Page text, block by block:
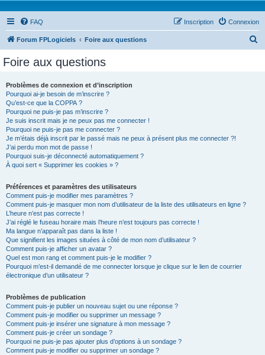
FAQ Connexion
Inscription
Forum FPLogiciels Foire aux questions
Foire aux questions
Problèmes de connexion et d’inscription
Pourquoi ai-je besoin de m’inscrire ?
Qu’est-ce que la COPPA ?
Pourquoi ne puis-je pas m’inscrire ?
Je suis inscrit mais je ne peux pas me connecter !
Pourquoi ne puis-je pas me connecter ?
Je m’étais déjà inscrit par le passé mais ne peux à présent plus me connecter ?!
J’ai perdu mon mot de passe !
Pourquoi suis-je déconnecté automatiquement ?
À quoi sert « Supprimer les cookies » ?
Préférences et paramètres des utilisateurs
Comment puis-je modifier mes paramètres ?
Comment puis-je masquer mon nom d’utilisateur de la liste des utilisateurs en ligne ?
L’heure n’est pas correcte !
J’ai réglé le fuseau horaire mais l’heure n’est toujours pas correcte !
Ma langue n’apparaît pas dans la liste !
Que signifient les images situées à côté de mon nom d’utilisateur ?
Comment puis-je afficher un avatar ?
Quel est mon rang et comment puis-je le modifier ?
Pourquoi m’est-il demandé de me connecter lorsque je clique sur le lien de courrier
électronique d’un utilisateur ?
Problèmes de publication
Comment puis-je publier un nouveau sujet ou une réponse ?
Comment puis-je modifier ou supprimer un message ?
Comment puis-je insérer une signature à mon message ?
Comment puis-je créer un sondage ?
Pourquoi ne puis-je pas ajouter plus d’options à un sondage ?
Comment puis-je modifier ou supprimer un sondage ?